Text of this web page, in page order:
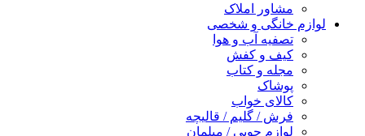
مشاور املاک
لوازم خانگی و شخصی
تصفیه آب و هوا
کیف و کفش
مجله و کتاب
پوشاک
کالای خواب
فرش / گلیم / قالیچه
لوازم چوبی / مبلمان